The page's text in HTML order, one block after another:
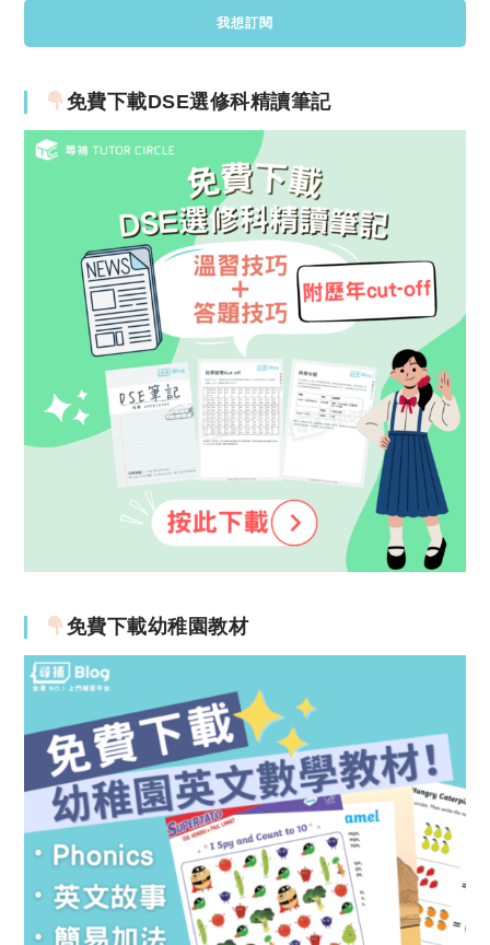
免費下載DSE選修科精讀筆記
免費下載幼稚園教材